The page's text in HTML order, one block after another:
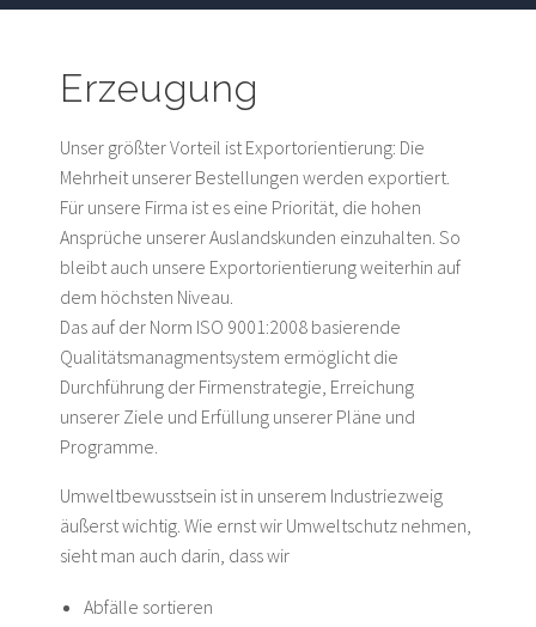
Erzeugung
Unser größter Vorteil ist Exportorientierung: Die
Mehrheit unserer Bestellungen werden exportiert.
Für unsere Firma ist es eine Priorität, die hohen
Ansprüche unserer Auslandskunden einzuhalten. So
bleibt auch unsere Exportorientierung weiterhin auf
dem höchsten Niveau.
Das auf der Norm ISO 9001:2008 basierende
Qualitätsmanagmentsystem ermöglicht die
Durchführung der Firmenstrategie, Erreichung
unserer Ziele und Erfüllung unserer Pläne und
Programme.
Umweltbewusstsein ist in unserem Industriezweig
äußerst wichtig. Wie ernst wir Umweltschutz nehmen,
sieht man auch darin, dass wir
Abfälle sortieren